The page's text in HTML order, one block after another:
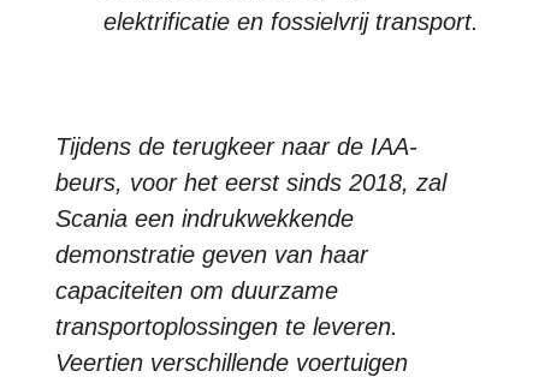
elektrificatie en fossielvrij transport.
Tijdens de terugkeer naar de IAA-
beurs, voor het eerst sinds 2018, zal
Scania een indrukwekkende
demonstratie geven van haar
capaciteiten om duurzame
transportoplossingen te leveren.
Veertien verschillende voertuigen